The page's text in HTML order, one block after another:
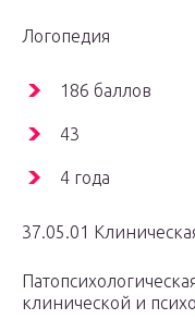
Логопедия
186 баллов
43
4 года
37.05.01
клинической и